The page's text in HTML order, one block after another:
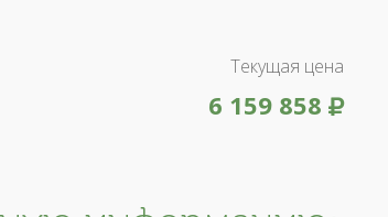
Текущая цена
6 159 858